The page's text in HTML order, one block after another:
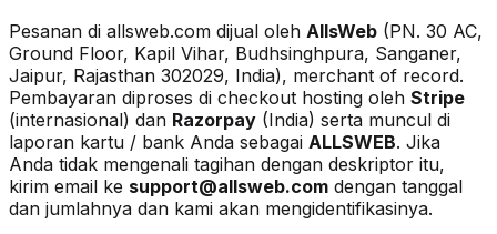
Pesanan di allsweb.com dijual oleh AllsWeb (PN. 30 AC,
Ground Floor, Kapil Vihar, Budhsinghpura, Sanganer,
Jaipur, Rajasthan 302029, India), merchant of record.
Pembayaran diproses di checkout hosting oleh Stripe
(internasional) dan Razorpay (India) serta muncul di
laporan kartu / bank Anda sebagai ALLSWEB. Jika
Anda tidak mengenali tagihan dengan deskriptor itu,
kirim email ke support@allsweb.com dengan tanggal
dan jumlahnya dan kami akan mengidentifikasinya.